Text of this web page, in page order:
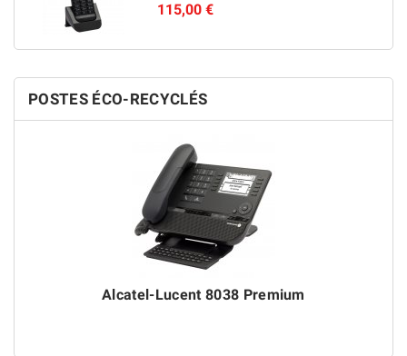
115,00 €
POSTES ÉCO-RECYCLÉS
Alcatel-Lucent 8038 Premium